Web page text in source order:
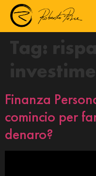
Tag:
Finanza
comincio per
denaro?